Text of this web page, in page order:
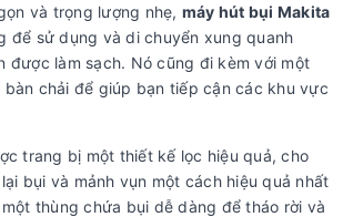
và trọng lượng nhẹ, máy hút bụi Makita
để sử dụng và di chuyển xung quanh
được làm sạch. Nó cũng đi kèm với một
bàn chải để giúp bạn tiếp cận các khu vực
trang bị một thiết kế lọc hiệu quả, cho
bụi và mảnh vụn một cách hiệu quả nhất
thùng chứa bụi dễ dàng để tháo rời và